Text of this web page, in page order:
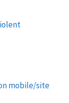
mobile/site